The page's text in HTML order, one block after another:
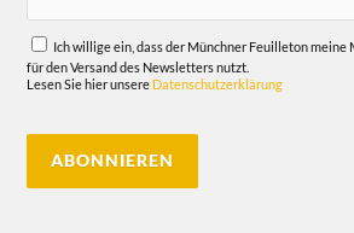
Ich willige ein, dass der Münchner Feuilleton meine
für den Versand des Newsletters nutzt.
Lesen Sie hier unsere Datenschutzerklärung